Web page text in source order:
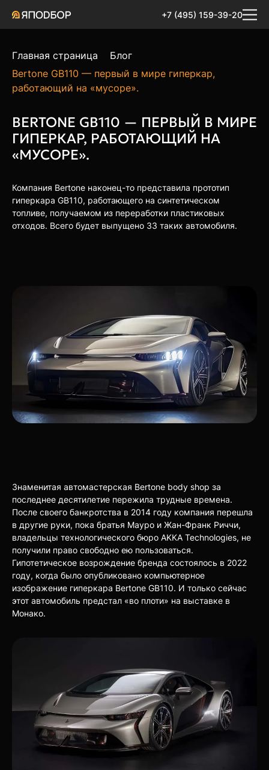
+7 (495) 159-39-20
Главная страница
Блог
Bertone GB110 — первый в мире гиперкар,
работающий на «мусоре».
BERTONE GB110 — ПЕРВЫЙ В МИРЕ
ГИПЕРКАР, РАБОТАЮЩИЙ НА
«МУСОРЕ».
Компания Bertone наконец-то представила прототип
гиперкара GB110, работающего на синтетическом
топливе, получаемом из переработки пластиковых
отходов. Всего будет выпущено 33 таких автомобиля.
Знаменитая автомастерская Bertone body shop за
последнее десятилетие пережила трудные времена.
После своего банкротства в 2014 году компания перешла
в другие руки, пока братья Мауро и Жан-Франк Риччи,
владельцы технологического бюро AKKA Technologies, не
получили право свободно ею пользоваться.
Гипотетическое возрождение бренда состоялось в 2022
году, когда было опубликовано компьютерное
изображение гиперкара Bertone GB110. И только сейчас
этот автомобиль предстал «во плоти» на выставке в
Монако.